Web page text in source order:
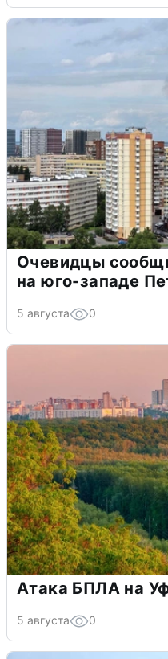
Очевидцы
на юго-западе
5 августа 0
Атака БПЛА на
5 августа 0